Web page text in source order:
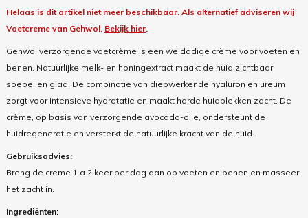
Helaas is dit artikel niet meer beschikbaar. Als alternatief adviseren wij
Voetcreme van Gehwol. Bekijk hier.
Gehwol verzorgende voetcrème is een weldadige crème voor voeten en
benen. Natuurlijke melk- en honingextract maakt de huid zichtbaar
soepel en glad. De combinatie van diepwerkende hyaluron en ureum
zorgt voor intensieve hydratatie en maakt harde huidplekken zacht. De
crème, op basis van verzorgende avocado-olie, ondersteunt de
huidregeneratie en versterkt de natuurlijke kracht van de huid.
Gebruiksadvies:
Breng de creme 1 a 2 keer per dag aan op voeten en benen en masseer
het zacht in.
Ingrediënten: